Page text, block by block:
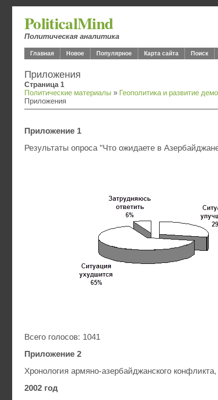
PoliticalMind
Политическая аналитика
Главная Новое Популярное Карта сайта Поиск
Приложения
Страница 1
Политические материалы » Геополитика и развитие
Приложения
Приложение 1
Результаты опроса "Что ожидаете в
Всего голосов: 1041
Приложение 2
Хронология армяно-азербайджанского
2002 год